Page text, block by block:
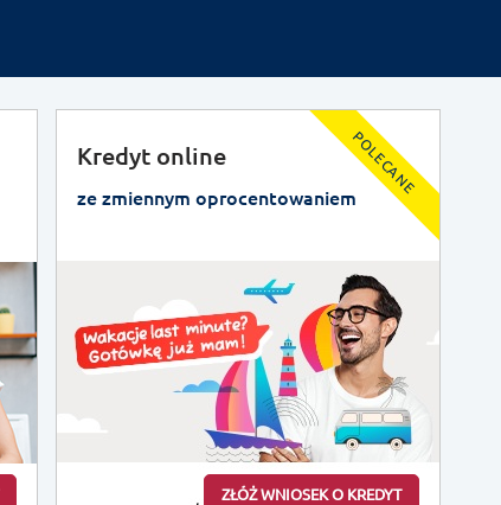
POLECANE
Kredyt online
ze zmiennym oprocentowaniem
ZŁÓŻ WNIOSEK O KREDYT